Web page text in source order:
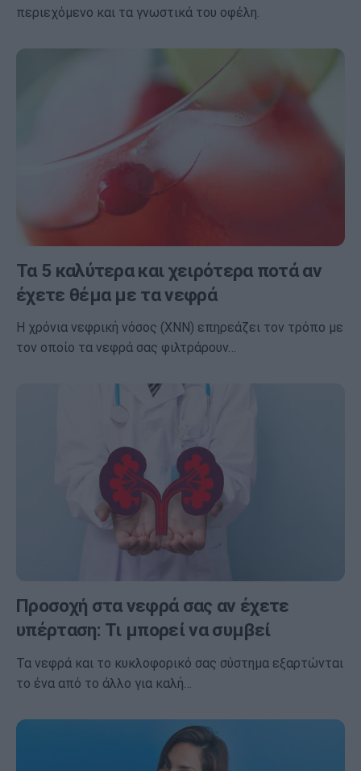
περιεχόμενο και τα γνωστικά του οφέλη.
Τα 5 καλύτερα και χειρότερα ποτά αν
έχετε θέμα με τα νεφρά
Η χρόνια νεφρική νόσος (ΧΝΝ) επηρεάζει τον τρόπο με
τον οποίο τα νεφρά σας φιλτράρουν…
Προσοχή στα νεφρά σας αν έχετε
υπέρταση: Τι μπορεί να συμβεί
Τα νεφρά και το κυκλοφορικό σας σύστημα εξαρτώνται
το ένα από το άλλο για καλή…